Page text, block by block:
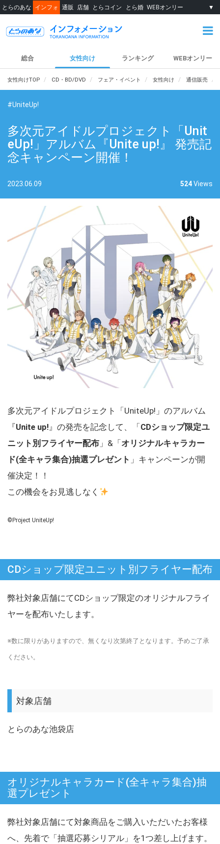
とらのあな インフォ 通販 店舗 とらコイン とら婚 WEBオンリー ▼
総合 女性向け ランキング WEBオンリー
女性向けTOP CD・BD/DVD フェア・イベント 女性向け 通信販売
#UniteUp!
多次元アイドルプロジェクト「Unit
eUp!」アルバム『Unite up!』 発売記
念キャンペーン開催！
2023.06.09 524Views
多次元アイドルプロジェクト「UniteUp!」のアルバム
『Unite up! 』の発売を記念して、「CDショップ限定ユ
ニット別フライヤー配布 」&「オリジナルキャラカー
ド(全キャラ集合)抽選プレゼント 」キャンペーンが開
催決定！！
この機会をお見逃しなく
©Project UniteUp!
CDショップ限定ユニット別フライヤー配布
弊社対象店舗にてCDショップ限定のオリジナルフライ
ヤーを配布いたします。
※数に限りがありますので、無くなり次第終了となります。予めご了承
ください。
対象店舗
とらのあな池袋店
オリジナルキャラカード(全キャラ集合)抽
選プレゼント
弊社対象店舗にて対象商品をご購入いただいたお客様
へ、先着で「抽選応募シリアル」を1つ差し上げます。